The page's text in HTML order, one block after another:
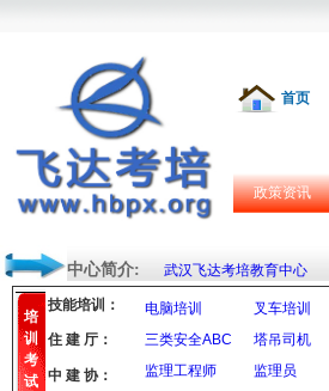
首页
政策资讯
中心简介: 武汉飞达考培教育中心
培
训
考
试
技能培训： 电脑培训 叉车培训
三类安全ABC
塔吊司机
监理工程师
监理员
住 建 厅：
中 建 协：